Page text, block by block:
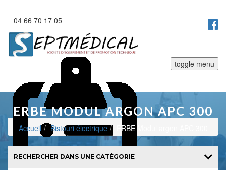
04 66 70 17 05
toggle menu
ERBE MODUL ARGON APC 300
Accueil Bistouri électrique ERBE Modul argon APC 300